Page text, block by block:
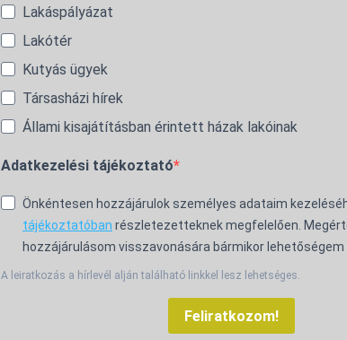
Lakáspályázat
Lakótér
Kutyás ügyek
Társasházi hírek
Állami kisajátításban érintett házak lakóinak
Adatkezelési tájékoztató
Önkéntesen hozzájárulok személyes adataim
tájékoztatóban részletezetteknek megfelelően.
hozzájárulásom visszavonására bármikor lehetőségem
A leiratkozás a hírlevél alján található linkkel lesz lehetséges.
Feliratkozom!